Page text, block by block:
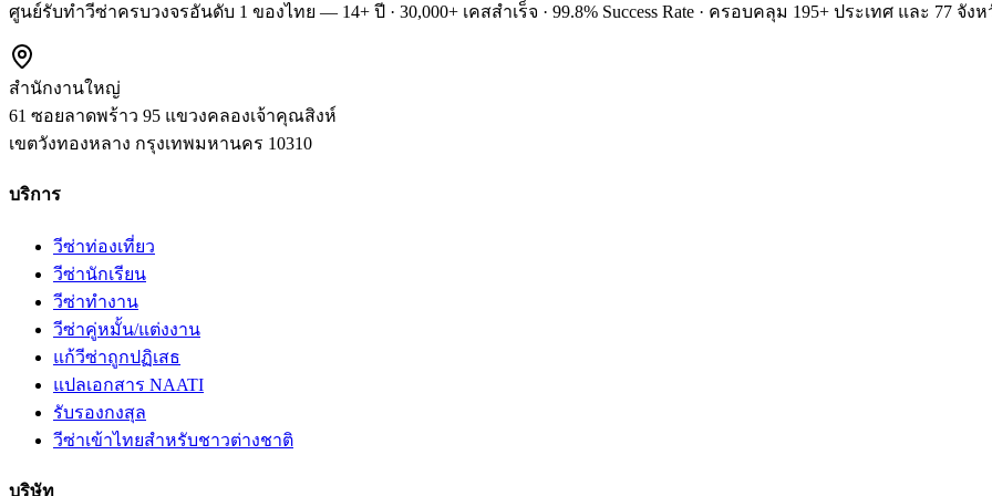
ศูนย์รับทำวีซ่าครบวงจรอันดับ 1 ของไทย — 14+ ปี · 30,000+ เคสสำเร็จ · 99.8% Success Rate · ครอบคลุม 195+ ประเทศ และ 77 จัง
สำนักงานใหญ่
61 ซอยลาดพร้าว 95 แขวงคลองเจ้าคุณสิงห์
เขตวังทองหลาง กรุงเทพมหานคร 10310
บริการ
วีซ่าท่องเที่ยว
วีซ่านักเรียน
วีซ่าทำงาน
วีซ่าคู่หมั้น/แต่งงาน
แก้วีซ่าถูกปฏิเสธ
แปลเอกสาร NAATI
รับรองกงสุล
วีซ่าเข้าไทยสำหรับชาวต่างชาติ
บริษัท